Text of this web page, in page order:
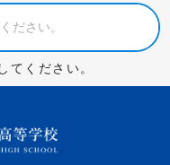
てください。